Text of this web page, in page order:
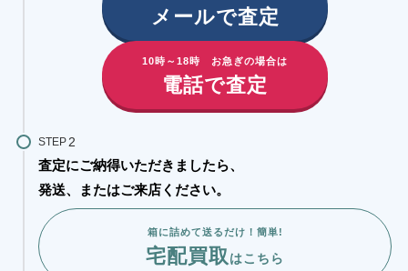
メールで査定
10時～18時 お急ぎの場合は
電話で査定
STEP
査定にご納得いただきましたら、
発送、またはご来店ください。
箱に詰めて送るだけ！簡単!
宅配買取はこちら